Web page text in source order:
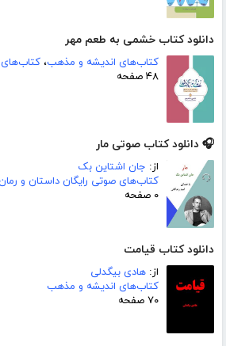
دانلود کتاب خشمی به طعم مهر
کتاب‌های اندیشه و مذهب،
۴۸ صفحه
🎧 دانلود کتاب صوتی مار
از: جان اشتاین بک
کتاب‌های صوتی رایگان داستان و رمان
۰ صفحه
دانلود کتاب قیامت
از: هادی بیگدلی
کتاب‌های اندیشه و مذهب
۷۰ صفحه